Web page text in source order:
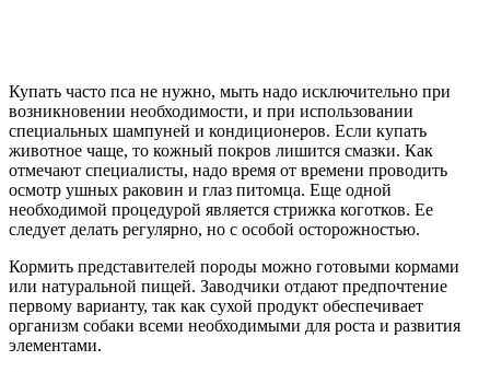
Купать часто пса не нужно, мыть надо исключительно при
возникновении необходимости, и при использовании
специальных шампуней и кондиционеров. Если купать
животное чаще, то кожный покров лишится смазки. Как
отмечают специалисты, надо время от времени проводить
осмотр ушных раковин и глаз питомца. Еще одной
необходимой процедурой является стрижка коготков. Ее
следует делать регулярно, но с особой осторожностью.
Кормить представителей породы можно готовыми кормами
или натуральной пищей. Заводчики отдают предпочтение
первому варианту, так как сухой продукт обеспечивает
организм собаки всеми необходимыми для роста и развития
элементами.